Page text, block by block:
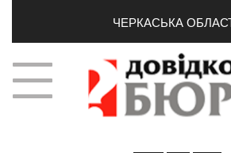
ЧЕРКАСЬКА